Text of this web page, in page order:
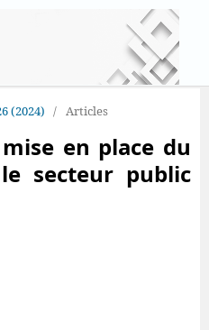
(2024) / Articles
en place du
secteur public